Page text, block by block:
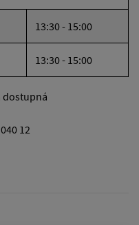
13:30 - 15:00
13:30 - 15:00
dostupná
12